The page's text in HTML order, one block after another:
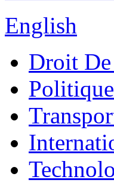
English
Droit De